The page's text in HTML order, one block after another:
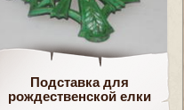
Подставка для
рождественской елки